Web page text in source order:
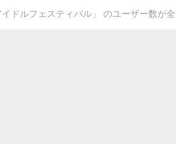
ドルフェスティバル」 のユーザー数が